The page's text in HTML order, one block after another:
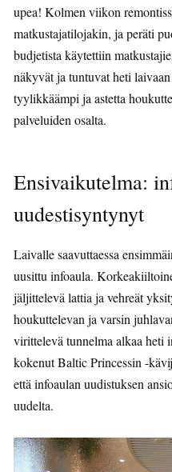
upea! Kolmen viikon
matkustajatilojakin, ja peräti
budjetista käytettiin
näkyvät ja tuntuvat heti
tyylikkäämpi ja astetta
palveluiden osalta.
Ensivaikutelma:
uudestisyntynyt
Laivalle saavuttaessa
uusittu infoaula.
jäljittelevä lattia ja vehreät
houkuttelevan ja varsin
virittelevä tunnelma alkaa heti
kokenut Baltic Princessin -
että infoaulan uudistuksen
uudelta.